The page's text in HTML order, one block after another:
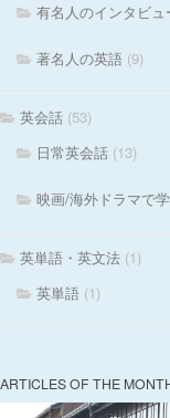
有名人のインタビ
著名人の英語 (9)
英会話 (53)
日常英会話 (13)
映画/海外ドラマで
英単語・英文法 (1)
英単語 (1)
ARTICLES OF THE